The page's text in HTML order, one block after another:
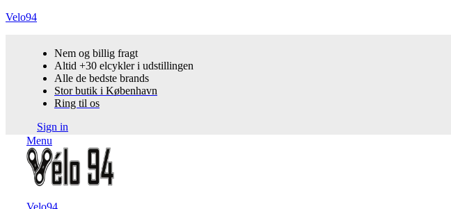
Velo94
Nem og billig fragt
Altid +30 elcykler i udstillingen
Alle de bedste brands
Stor butik i København
Ring til os
Sign in
Menu
Velo94